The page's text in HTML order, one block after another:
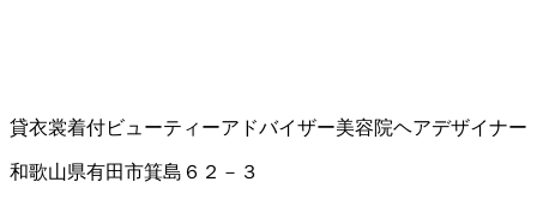
貸衣裳着付ビューティーアドバイザー美容院ヘアデザイナー
和歌山県有田市箕島６２－３